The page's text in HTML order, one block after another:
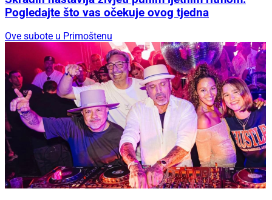
Pogledajte što vas očekuje ovog tjedna
Ove subote u Primoštenu